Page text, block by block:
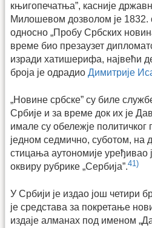
књигопечатња”, касније
Милошевом дозволом је 1832.
односно „Пробу Србских
време био презаузет
изради хатишерифа, највећи
броја је одрадио Димитрије
„Новине србске” су биле
Србије и за време док их је
имале су обележје политичког
једном седмично, суботом, на
стицања аутономије уређивао
оквиру рубрике „Сербија”.41)
У Србији је издао још четири
је средстава за покретање
издаје алманах под именом